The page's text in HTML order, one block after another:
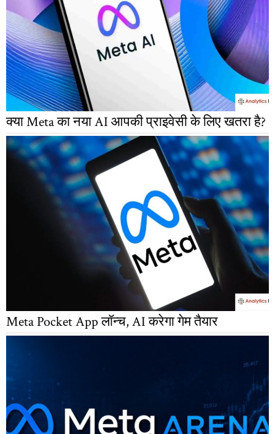
क्या Meta का नया AI आपकी प्राइवेसी के लिए खतरा है?
Meta Pocket App लॉन्च, AI करेगा गेम तैयार